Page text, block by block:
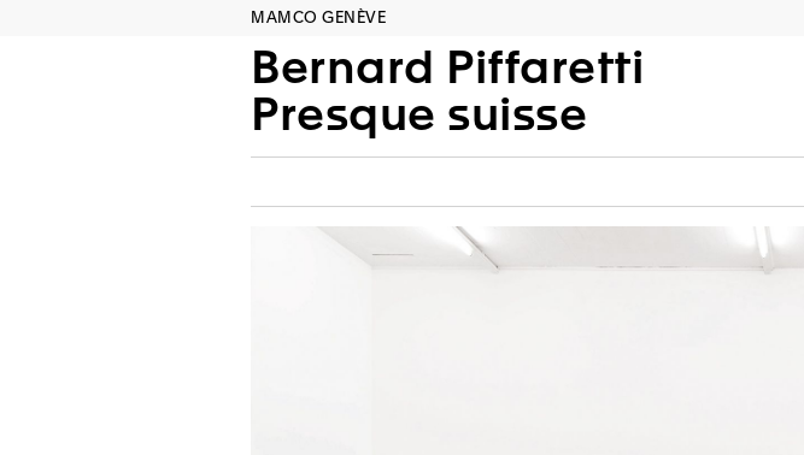
MAMCO GENÈVE
Bernard Piffaretti
Presque suisse